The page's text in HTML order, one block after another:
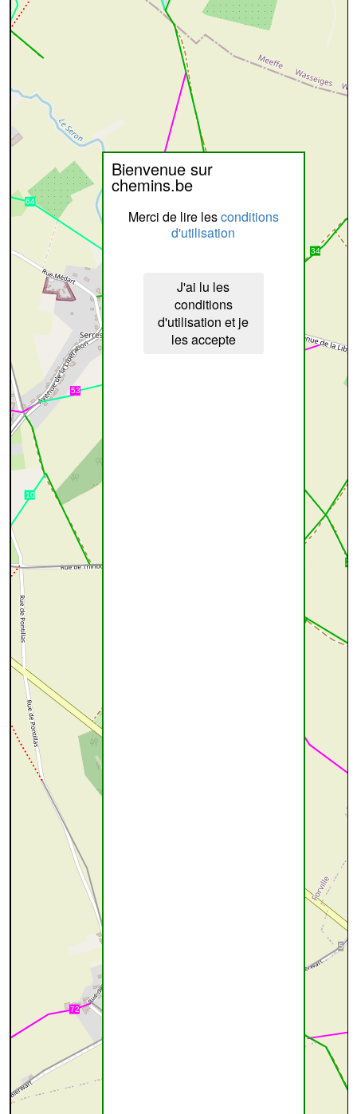
Bienvenue sur
chemins.be
Merci de lire lesconditions
d'utilisation
J'ai lu les
conditions
d'utilisation et je
les accepte